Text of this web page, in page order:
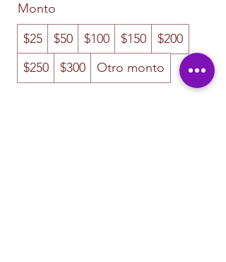
Monto
$25
$50 $100 $150
$200
$250
$300 Otro monto